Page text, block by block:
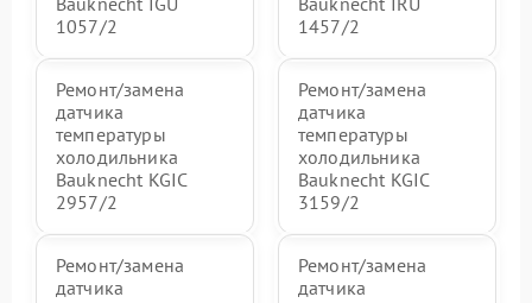
1057/2
1457/2
Ремонт/замена
датчика
температуры
холодильника
Bauknecht KGIC
2957/2
Ремонт/замена
датчика
температуры
холодильника
Bauknecht KGIC
3159/2
Ремонт/замена
датчика
Ремонт/замена
датчика